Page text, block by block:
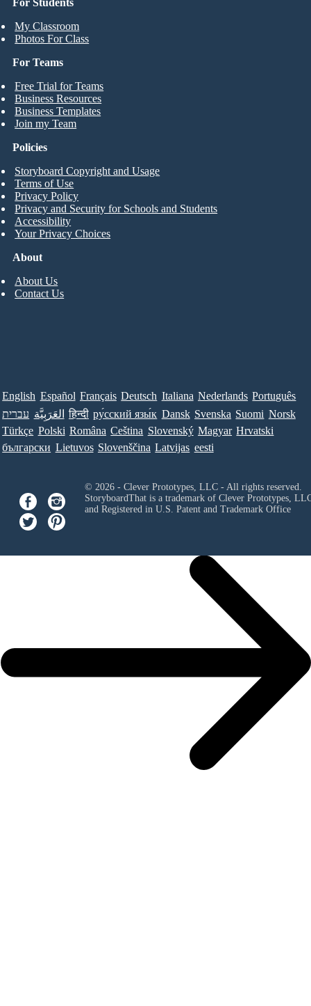
For Students
My Classroom
Photos For Class
For Teams
Free Trial for Teams
Business Resources
Business Templates
Join my Team
About
About Us
Contact Us
Policies
Storyboard Copyright and Usage
Terms of Use
Privacy Policy
Privacy and Security for Schools and Students
Accessibility
Your Privacy Choices
English Español Français Deutsch Italiana Nederlands Português
עברית العَرَبِيَّة हिन्दी ру́сский язы́к Dansk Svenska Suomi Norsk
Türkçe Polski Româna Ceština Slovenský Magyar Hrvatski
български Lietuvos Slovenščina Latvijas eesti
© 2026 - Clever Prototypes, LLC - All rights reserved.
StoryboardThat is a trademark of Clever Prototypes,
and Registered in U.S. Patent and Trademark Office